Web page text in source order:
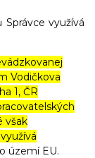
využívá
Vodičkova
1, ČR
však
území EU.